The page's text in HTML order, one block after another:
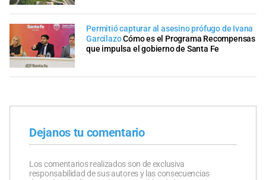
Permitió capturar al asesino prófugo de Ivana
GarcilazoCómo es el Programa Recompensas
que impulsa el gobierno de Santa Fe
Dejanos tu comentario
Los comentarios realizados son de exclusiva
responsabilidad de sus autores y las consecuencias